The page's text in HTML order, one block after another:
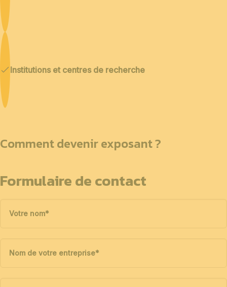
Institutions et centres de recherche
Comment devenir exposant ?
Formulaire de contact
Votre nom*
Nom de votre entreprise*